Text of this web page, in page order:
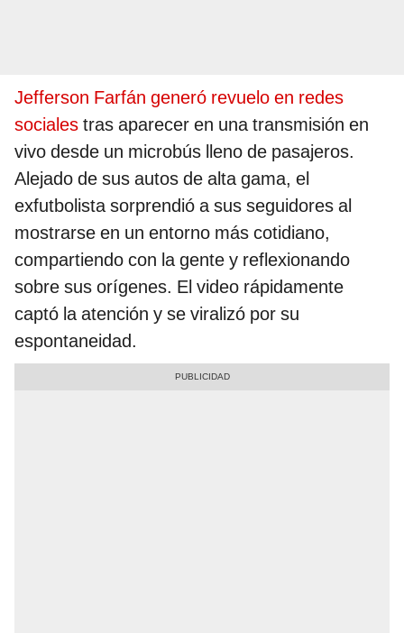
Jefferson Farfán generó revuelo en redes
sociales tras aparecer en una transmisión en
vivo desde un microbús lleno de pasajeros.
Alejado de sus autos de alta gama, el
exfutbolista sorprendió a sus seguidores al
mostrarse en un entorno más cotidiano,
compartiendo con la gente y reflexionando
sobre sus orígenes. El video rápidamente
captó la atención y se viralizó por su
espontaneidad.